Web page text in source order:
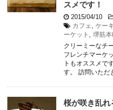
スメです！
2015/04/10
カフェ , ケー
ーケット , 堺筋
クリーミーなチ
フレンチマーケ
トもオススメで
す。 訪問いただ
桜が咲き乱れ